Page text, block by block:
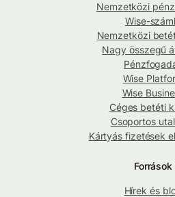
Nemzetközi
Wise-
Nemzetközi
Nagy összegű
Wise
Wise
Céges betéti
Csoportos
Kártyás fizetések
Források
Hírek és